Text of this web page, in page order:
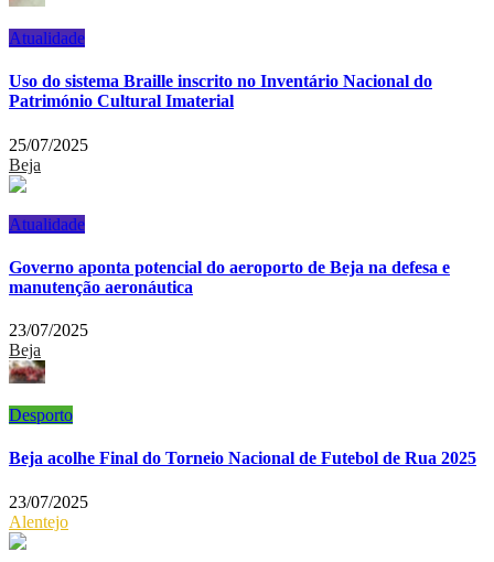
Atualidade
Uso do sistema Braille inscrito no Inventário Nacional do
Património Cultural Imaterial
25/07/2025
Beja
Atualidade
Governo aponta potencial do aeroporto de Beja na defesa e
manutenção aeronáutica
23/07/2025
Beja
Desporto
Beja acolhe Final do Torneio Nacional de Futebol de Rua 2025
23/07/2025
Alentejo